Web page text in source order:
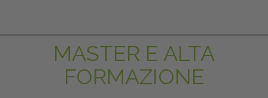
MASTER E ALTA
FORMAZIONE